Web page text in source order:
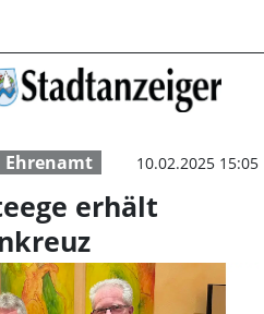
Heinz-Helmut
Ehrenamt 10.02.2025 15:05
erhält